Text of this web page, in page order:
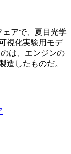
ェアで、夏目光学
視化実験用モデ
は、エンジンの
造したものだ。